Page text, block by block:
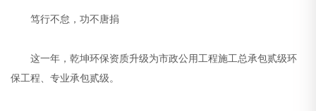
笃行不怠，功不唐捐
这一年，乾坤环保资质升级为市政公用工程施工总承包贰级环
保工程、专业承包贰级。